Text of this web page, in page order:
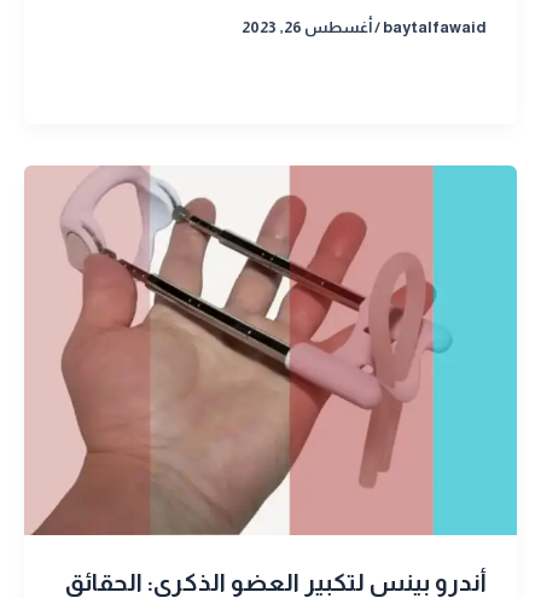
baytalfawaid
/أغسطس 26, 2023
أندرو بينس لتكبير العضو الذكري: الحقائق